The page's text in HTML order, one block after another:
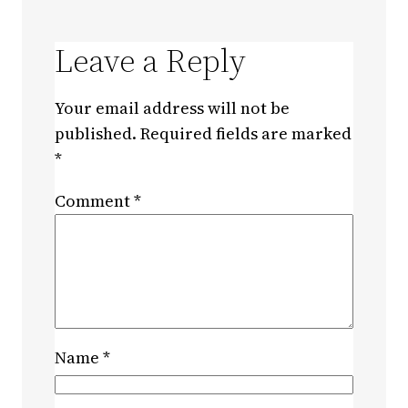
Leave a Reply
Your email address will not be
published. Required fields are marked
*
Comment*
Name *